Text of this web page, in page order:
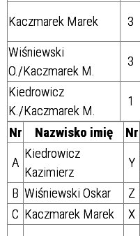
Kaczmarek Marek 3
Wiśniewski
O./Kaczmarek M.
3
Kiedrowicz
K./Kaczmarek M.
1
Nr
Nazwisko imię Nr
A
Kiedrowicz
Kazimierz
Y
B Wiśniewski Oskar Z
C Kaczmarek Marek X